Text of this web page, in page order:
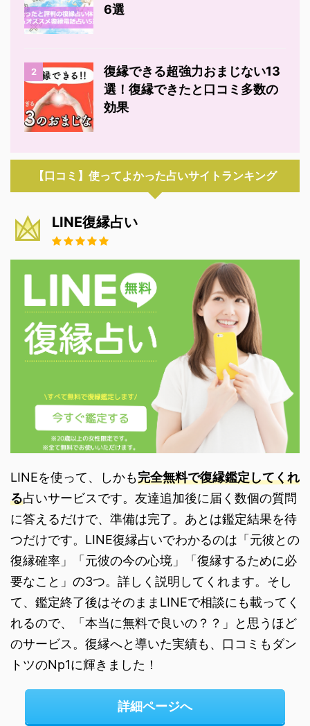
6選
2
復縁できる超強力おまじない13
選！復縁できたと口コミ多数の
効果
【口コミ】使ってよかった占いサイトランキング
LINE復縁占い
LINEを使って、しかも完全無料で復縁鑑定してくれ
る占いサービスです。友達追加後に届く数個の質問
に答えるだけで、準備は完了。あとは鑑定結果を待
つだけです。LINE復縁占いでわかるのは「元彼との
復縁確率」「元彼の今の心境」「復縁するために必
要なこと」の3つ。詳しく説明してくれます。そし
て、鑑定終了後はそのままLINEで相談にも載ってく
れるので、「本当に無料で良いの？？」と思うほど
のサービス。復縁へと導いた実績も、口コミもダン
トツのNp1に輝きました！
詳細ページへ